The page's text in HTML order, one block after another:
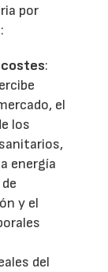
por
costes:
el
los
energía
y el
del